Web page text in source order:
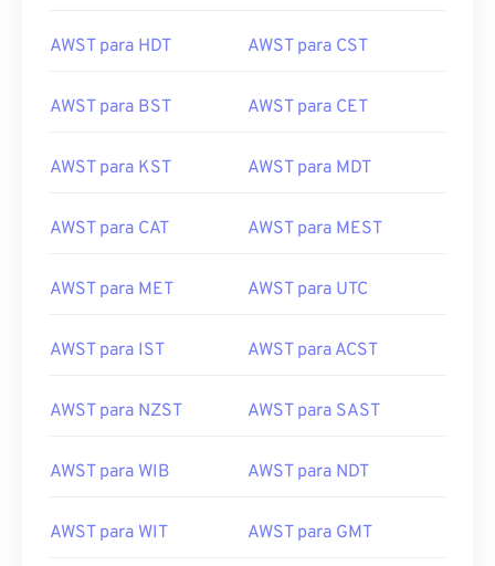
AWST para HDT AWST para CST
AWST para BST AWST para CET
AWST para KST AWST para MDT
AWST para CAT AWST para MEST
AWST para MET AWST para UTC
AWST para IST AWST para ACST
AWST para NZST AWST para SAST
AWST para WIB AWST para NDT
AWST para WIT AWST para GMT